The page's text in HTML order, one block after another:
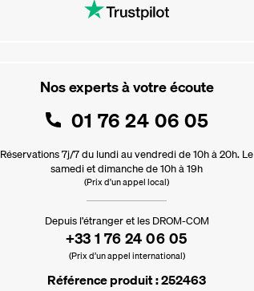
Nos experts à votre écoute
01 76 24 06 05
Réservations 7j/7 du lundi au vendredi de 10h à 20h. Le
samedi et dimanche de 10h à 19h
(Prix d'un appel local)
Depuis l’étranger et les DROM-COM
+33 1 76 24 06 05
(Prix d’un appel international)
Référence produit : 252463